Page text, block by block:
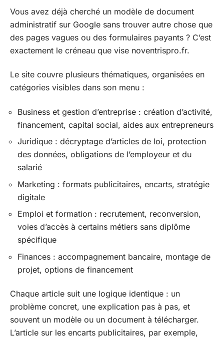
Vous avez déjà cherché un modèle de document
administratif sur Google sans trouver autre chose que
des pages vagues ou des formulaires payants ? C’est
exactement le créneau que vise noventrispro.fr.
Le site couvre plusieurs thématiques, organisées en
catégories visibles dans son menu :
Business et gestion d’entreprise : création d’activité,
financement, capital social, aides aux entrepreneurs
Juridique : décryptage d’articles de loi, protection
des données, obligations de l’employeur et du
salarié
Marketing : formats publicitaires, encarts, stratégie
digitale
Emploi et formation : recrutement, reconversion,
voies d’accès à certains métiers sans diplôme
spécifique
Finances : accompagnement bancaire, montage de
projet, options de financement
Chaque article suit une logique identique : un
problème concret, une explication pas à pas, et
souvent un modèle ou un document à télécharger.
L’article sur les encarts publicitaires, par exemple,